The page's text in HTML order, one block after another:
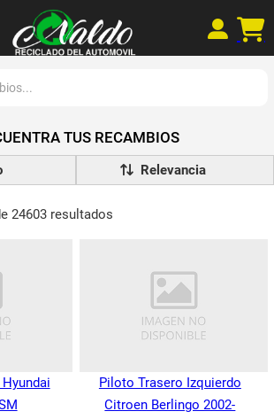
TUS RECAMBIOS
24603 resultados
Piloto Trasero Izquierdo
Citroen Berlingo 2002-